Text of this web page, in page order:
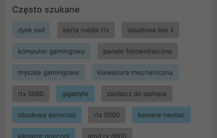
Często szukane
dysk ssd karta nvidia rtx obudowa lian li
komputer gamingowy panele fotowoltaiczne
myszka gamingowa klawiatura mechaniczna
rtx 5080 gigabyte zasilacz do laptopa
obudowa aerocool rtx 5060 kamera neotec
klimator onecool amd rx 6600